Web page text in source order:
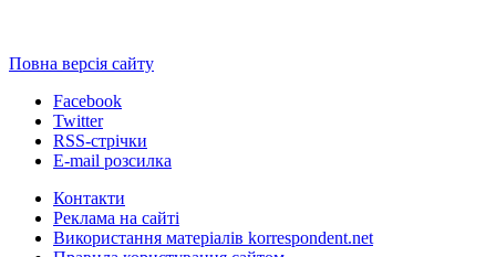
Повна версія сайту
Facebook
Twitter
RSS-стрічки
E-mail розсилка
Контакти
Реклама на сайті
Використання матеріалів korrespondent.net